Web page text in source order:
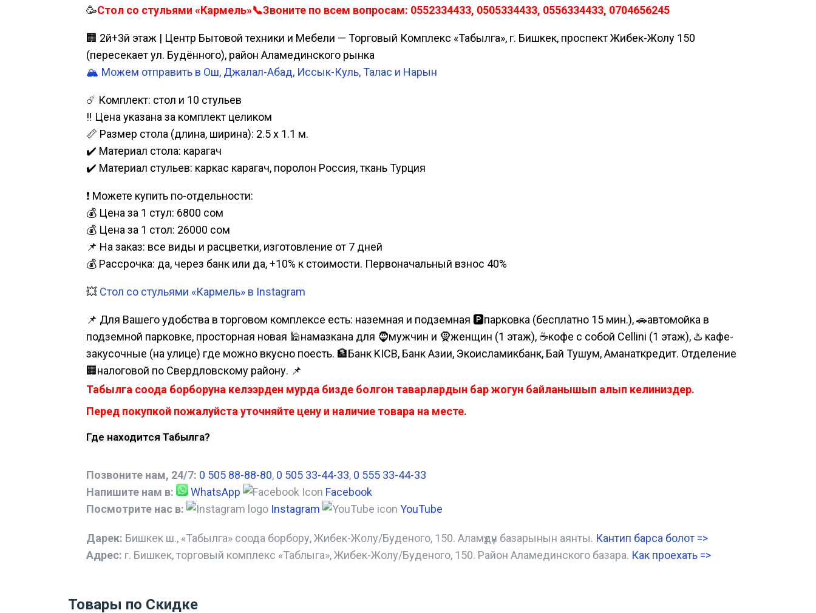
🥳Стол со стульями «Кармель»📞Звоните по всем вопросам: 0552334433, 0505334433, 0556334433, 0704656245
🏢 2й+3й этаж | Центр Бытовой техники и Мебели — Торговый Комплекс «Табылга», г. Бишкек, проспект Жибек-Жолу 150
(пересекает ул. Будённого), район Аламединского рынка
🏔️ Можем отправить в Ош, Джалал-Абад, Иссык-Куль, Талас и Нарын
☄️ Комплект: стол и 10 стульев
‼ Цена указана за комплект целиком
📏 Размер стола (длина, ширина): 2.5 х 1.1 м.
✔️ Материал стола: карагач
✔️ Материал стульев: каркас карагач, поролон Россия, ткань Турция
❗ Можете купить по-отдельности:
💰 Цена за 1 стул: 6800 сом
💰 Цена за 1 стол: 26000 сом
📌 На заказ: все виды и расцветки, изготовление от 7 дней
💰 Рассрочка: да, через банк или да, +10% к стоимости. Первоначальный взнос 40%
💥 Стол со стульями «Кармель» в Instagram
📌 Для Вашего удобства в торговом комплексе есть: наземная и подземная 🅿парковка (бесплатно 15 мин.), 🚗автомойка в
подземной парковке, просторная новая 🕌намазкана для 🧔мужчин и 🧕женщин (1 этаж), ☕кофе с собой Cellini (1 этаж), ♨️ кафе-
закусочные (на улице) где можно вкусно поесть. 🏦Банк KICB, Банк Азии, Экоисламикбанк, Бай Тушум, Аманаткредит. Отделение
🏢налоговой по Свердловскому району. 📌
Табылга соода борборуна келээрден мурда бизде болгон таварлардын бар жогун байланышып алып келиниздер.
Перед покупкой пожалуйста уточняйте цену и наличие товара на месте.
Где находится Табылга?
Позвоните нам, 24/7: 0 505 88-88-80, 0 505 33-44-33, 0 555 33-44-33
Напишите нам в:
WhatsApp
Facebook
Посмотрите нас в:
Instagram YouTube
Дарек: Бишкек ш., «Табылга» соода борбору, Жибек-Жолу/Буденого, 150. Аламүдүн базарынын аянты. Кантип барса болот =>
Адрес: г. Бишкек, торговый комплекс «Таблыга», Жибек-Жолу/Буденого, 150. Район Аламединского базара. Как проехать =>
Товары по Скидке